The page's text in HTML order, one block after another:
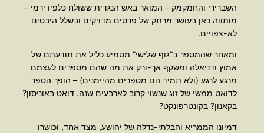
השברירי והחמקמק – המואר באש הנגדית ששולח כלפיו ירמי –
מותווה כאן בעושר מרתק של פרטים מדויקים ובשלל היבטים
לא-צפויים.
ומאחר שהמספר ב”גוף שלישי” מטמיע כליל את תודעתם של
אמוץ ודניאלה ומשקף אך-ורק את מה שהם מספרים לעצמם
מרגע לרגע (ולא תמיד הם מספרים מהיימנים) – הופך הספר
לדואט ממשי של זוג שנשוי קרוב לארבעים שנה. דואט באוניסון?
בקאנון? בקונטרפונקט?
דמיונו הממריא והבלתי-נדלה של יהושע, מצד אחד, וכושרו